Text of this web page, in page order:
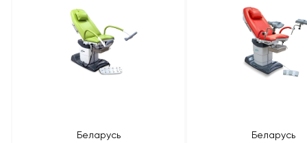
Беларусь Беларусь